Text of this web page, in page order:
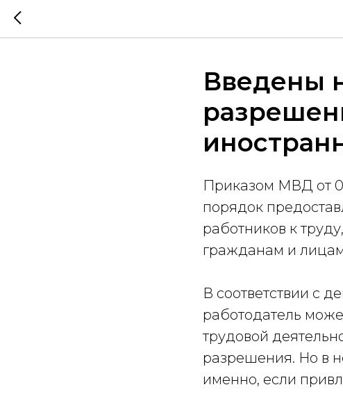
Введены
Приказом МВД от
порядок
работников к
гражданам и
В соответствии с
работодатель
трудовой
разрешения. Но в
именно, если